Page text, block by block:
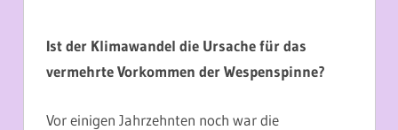
Ist der Klimawandel die Ursache für das
vermehrte Vorkommen der Wespenspinne?
Vor einigen Jahrzehnten noch war die